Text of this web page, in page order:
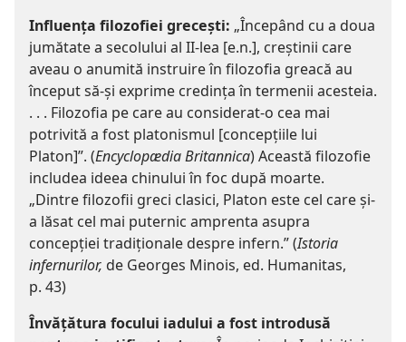
Influența filozofiei grecești: „Începând cu a doua
jumătate a secolului al II-lea [e.n.], creștinii care
aveau o anumită instruire în filozofia greacă au
început să-și exprime credința în termenii acesteia.
. . . Filozofia pe care au considerat-o cea mai
potrivită a fost platonismul [concepțiile lui
Platon]”. (Encyclopædia Britannica) Această filozofie
includea ideea chinului în foc după moarte.
„Dintre filozofii greci clasici, Platon este cel care și-
a lăsat cel mai puternic amprenta asupra
concepției tradiționale despre infern.” (Istoria
infernurilor, de Georges Minois, ed. Humanitas,
p. 43)
Învățătura focului iadului a fost introdusă